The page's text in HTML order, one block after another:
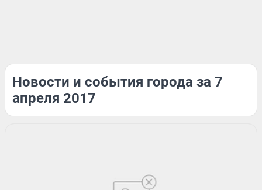
Новости и события города за 7
апреля 2017